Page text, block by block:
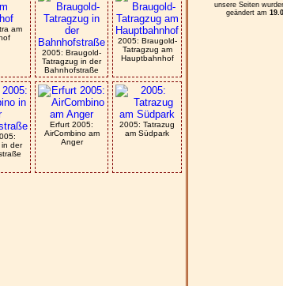
am
2005: Braugold-
Tatragzug in der
Bahnhofstraße
2005: Braugold-
Tatragzug am
Hauptbahnhof
in der
Erfurt 2005:
AirCombino am
Anger
2005: Tatrazug
am Südpark
unsere Seiten
geändert am